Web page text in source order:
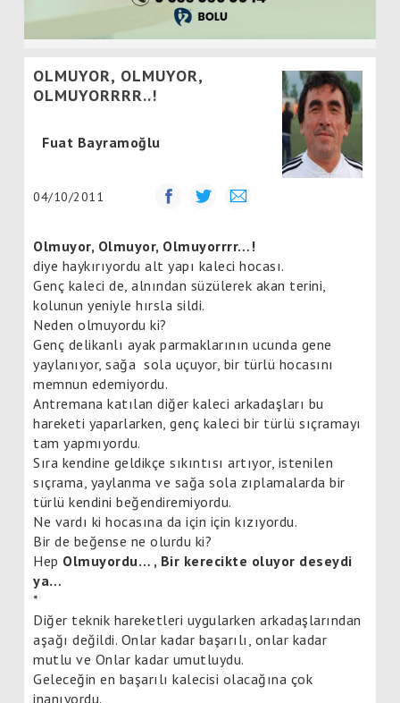
OLMUYOR, OLMUYOR,
OLMUYORRRR..!
Fuat Bayramoğlu
04/10/2011
Olmuyor, Olmuyor, Olmuyorrrr…!
diye haykırıyordu alt yapı kaleci hocası.
Genç kaleci de, alnından süzülerek akan terini,
kolunun yeniyle hırsla sildi.
Neden olmuyordu ki?
Genç delikanlı ayak parmaklarının ucunda gene
yaylanıyor, sağa sola uçuyor, bir türlü hocasını
memnun edemiyordu.
Antremana katılan diğer kaleci arkadaşları bu
hareketi yaparlarken, genç kaleci bir türlü sıçramayı
tam yapmıyordu.
Sıra kendine geldikçe sıkıntısı artıyor, istenilen
sıçrama, yaylanma ve sağa sola zıplamalarda bir
türlü kendini beğendiremiyordu.
Ne vardı ki hocasına da için için kızıyordu.
Bir de beğense ne olurdu ki?
Hep Olmuyordu… , Bir kerecikte oluyor deseydi
ya…
*
Diğer teknik hareketleri uygularken arkadaşlarından
aşağı değildi. Onlar kadar başarılı, onlar kadar
mutlu ve Onlar kadar umutluydu.
Geleceğin en başarılı kalecisi olacağına çok
inanıyordu.